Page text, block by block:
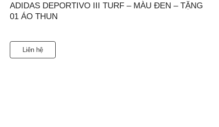
ADIDAS DEPORTIVO III TURF – MÀU ĐEN – TẶNG
01 ÁO THUN
Liên hệ